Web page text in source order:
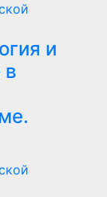
и
в